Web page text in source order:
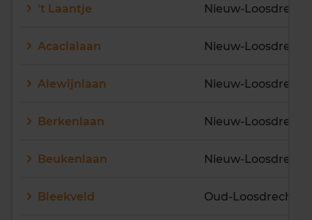
't Laantje Nieuw-
Acacialaan Nieuw-
Alewijnlaan Nieuw-
Berkenlaan Nieuw-
Beukenlaan Nieuw-
Bleekveld Oud-Loosdrecht